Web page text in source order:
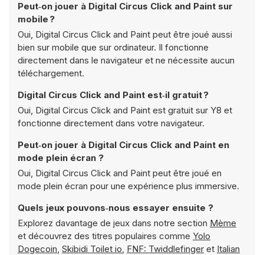
Peut‑on jouer à Digital Circus Click and Paint sur
mobile ?
Oui, Digital Circus Click and Paint peut être joué aussi
bien sur mobile que sur ordinateur. Il fonctionne
directement dans le navigateur et ne nécessite aucun
téléchargement.
Digital Circus Click and Paint est‑il gratuit ?
Oui, Digital Circus Click and Paint est gratuit sur Y8 et
fonctionne directement dans votre navigateur.
Peut‑on jouer à Digital Circus Click and Paint en
mode plein écran ?
Oui, Digital Circus Click and Paint peut être joué en
mode plein écran pour une expérience plus immersive.
Quels jeux pouvons‑nous essayer ensuite ?
Explorez davantage de jeux dans notre section Mème
et découvrez des titres populaires comme Yolo
Dogecoin, Skibidi Toilet io, FNF: Twiddlefinger et Italian